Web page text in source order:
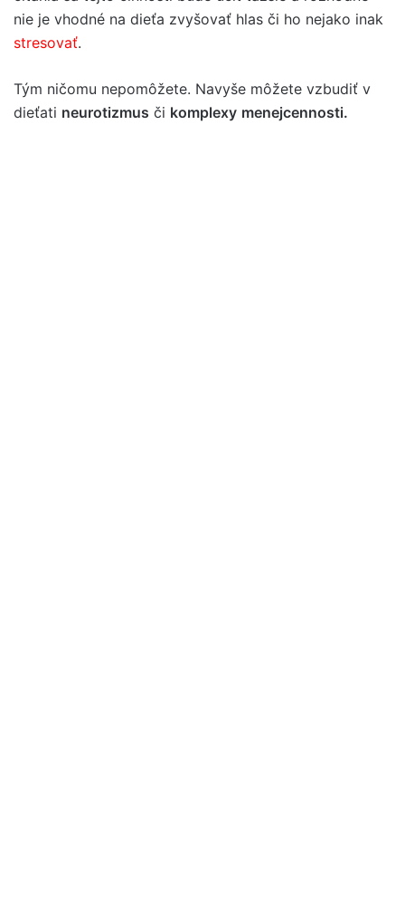
nie je vhodné na dieťa zvyšovať hlas či ho nejako inak
stresovať.
Tým ničomu nepomôžete. Navyše môžete vzbudiť v
dieťati neurotizmus či komplexy menejcennosti.